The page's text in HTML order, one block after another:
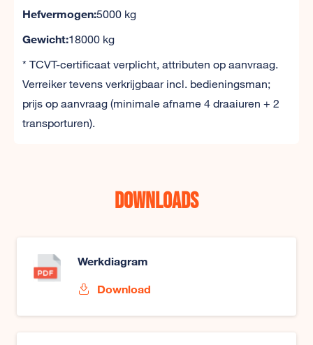
Hefvermogen:5000 kg
Gewicht:18000 kg
* TCVT-certificaat verplicht, attributen op aanvraag.
Verreiker tevens verkrijgbaar incl. bedieningsman;
prijs op aanvraag (minimale afname 4 draaiuren + 2
transporturen).
Downloads
Werkdiagram
Download